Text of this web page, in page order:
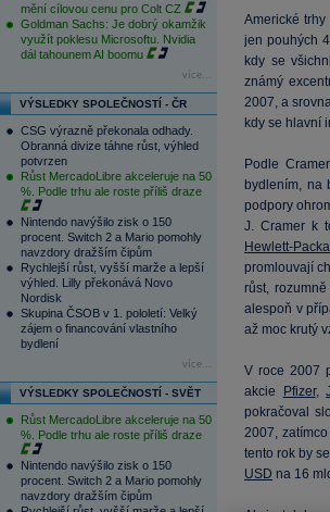
mění cílovou cenu pro Colt CZ
Goldman Sachs: Je dobrý okamžik
využít poklesu Microsoftu. Nvidia
dál tahounem AI boomu
více...
VÝSLEDKY SPOLEČNOSTÍ - ČR
CSG výrazně překonala odhady.
Obranná divize táhne růst, výhled
potvrzen
Růst MercadoLibre akceleruje na 50
%. Podle trhu ale roste příliš draze
Nintendo navýšilo zisk o 150
procent. Switch 2 a Mario pomohly
navzdory dražším čipům
Rychlejší růst, vyšší marže a lepší
výhled. Lilly překonává Novo
Nordisk
Skupina ČSOB v 1. pololetí: Velký
zájem o financování vlastního
bydlení
více...
VÝSLEDKY SPOLEČNOSTÍ - SVĚT
Růst MercadoLibre akceleruje na 50
%. Podle trhu ale roste příliš draze
Nintendo navýšilo zisk o 150
procent. Switch 2 a Mario pomohly
navzdory dražším čipům
Americké
jen pouhých
kdy se
známý
2007, a
kdy se hlavní
Podle
bydlením, na
podpory
J. Cramer k
Hewlett-
promlouvají
růst,
alespoň v
až moc krutý
V roce 2007
akcie
Pfizer,
pokračoval
2007,
tento rok by
USD na 16